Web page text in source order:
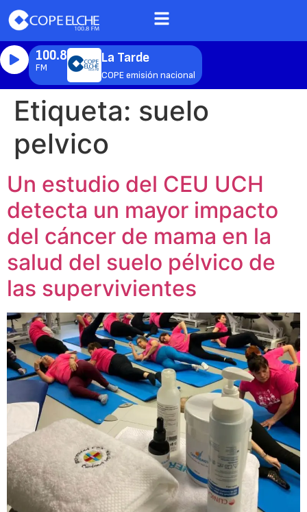
100.8
FM
La Tarde
COPE emisión nacional
Etiqueta: suelo
pelvico
Un estudio del CEU UCH
detecta un mayor impacto
del cáncer de mama en la
salud del suelo pélvico de
las supervivientes